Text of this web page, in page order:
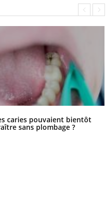
caries pouvaient bientôt
sans plombage ?